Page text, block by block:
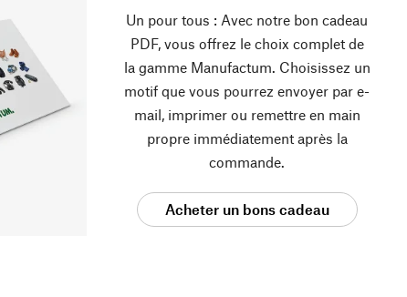
Un pour tous : Avec notre bon cadeau
PDF, vous offrez le choix complet de
la gamme Manufactum. Choisissez un
motif que vous pourrez envoyer par e-
mail, imprimer ou remettre en main
propre immédiatement après la
commande.
Acheter un bons cadeau